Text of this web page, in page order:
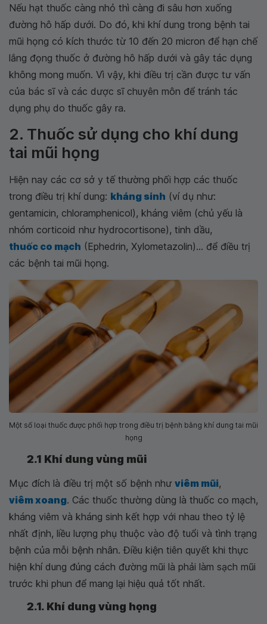
Nếu hạt thuốc càng nhỏ thì càng đi sâu hơn xuống
đường hô hấp dưới. Do đó, khi khí dung trong bệnh tai
mũi họng có kích thước từ 10 đến 20 micron để hạn chế
lắng đọng thuốc ở đường hô hấp dưới và gây tác dụng
không mong muốn. Vì vậy, khi điều trị cần được tư vấn
của bác sĩ và các dược sĩ chuyên môn để tránh tác
dụng phụ do thuốc gây ra.
2. Thuốc sử dụng cho khí dung
tai mũi họng
Hiện nay các cơ sở y tế thường phối hợp các thuốc
trong điều trị khí dung: kháng sinh (ví dụ như:
gentamicin, chloramphenicol), kháng viêm (chủ yếu là
nhóm corticoid như hydrocortisone), tinh dầu,
thuốc co mạch (Ephedrin, Xylometazolin)... để điều trị
các bệnh tai mũi họng.
Một số loại thuốc được phối hợp trong điều trị bệnh bằng khí dung tai mũi
họng
2.1 Khí dung vùng mũi
Mục đích là điều trị một số bệnh như viêm mũi,
viêm xoang. Các thuốc thường dùng là thuốc co mạch,
kháng viêm và kháng sinh kết hợp với nhau theo tỷ lệ
nhất định, liều lượng phụ thuộc vào độ tuổi và tình trạng
bệnh của mỗi bệnh nhân. Điều kiện tiên quyết khi thực
hiện khí dung đúng cách đường mũi là phải làm sạch mũi
trước khi phun để mang lại hiệu quả tốt nhất.
2.1. Khí dung vùng họng